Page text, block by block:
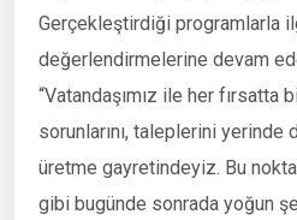
Gerçekleştirdiği programlarla
değerlendirmelerine devam
“Vatandaşımız ile her fırsatta
sorunlarını, taleplerini yerinde
üretme gayretindeyiz. Bu
gibi bugünde sonrada yoğun